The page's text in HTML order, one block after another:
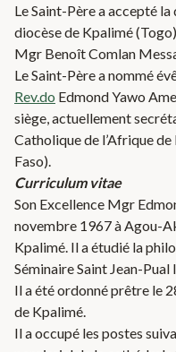
Le Saint-Père a accepté
diocèse de Kpalimé
Mgr Benoît Comlan
Le Saint-Père a nommé
Rev.do Edmond Yawo
siège, actuellement
Catholique de l’Afrique
Faso).
Curriculum vitae
Son Excellence Mgr
novembre 1967 à Agou-
Kpalimé. Il a étudié la
Séminaire Saint Jean-Pual
Il a été ordonné prêtre le
de Kpalimé.
Il a occupé les postes